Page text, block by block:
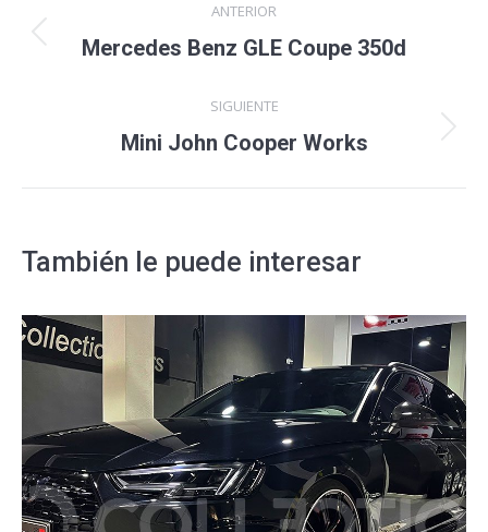
entre
ANTERIOR
Proyecto
Mercedes Benz GLE Coupe 350d
SIGUIENTE
Proyecto
Mini John Cooper Works
También le puede interesar